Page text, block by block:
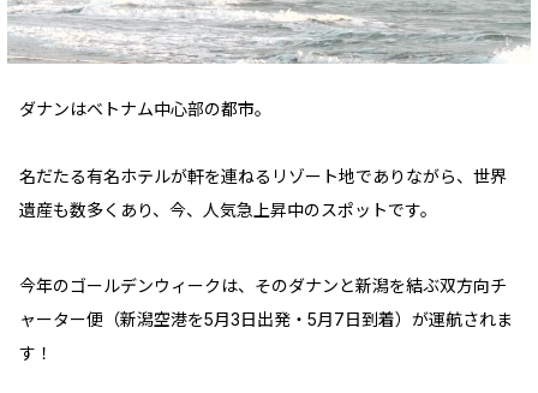
ダナンはベトナム中心部の都市。
名だたる有名ホテルが軒を連ねるリゾート地でありながら、世界
遺産も数多くあり、今、人気急上昇中のスポットです。
今年のゴールデンウィークは、そのダナンと新潟を結ぶ双方向チ
ャーター便（新潟空港を5月3日出発・5月7日到着）が運航されま
す！